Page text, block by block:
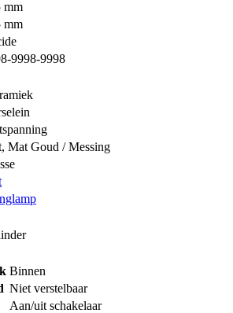
mm
mm
9998-9998
Mat Goud / Messing
Binnen
Niet verstelbaar
Aan/uit schakelaar